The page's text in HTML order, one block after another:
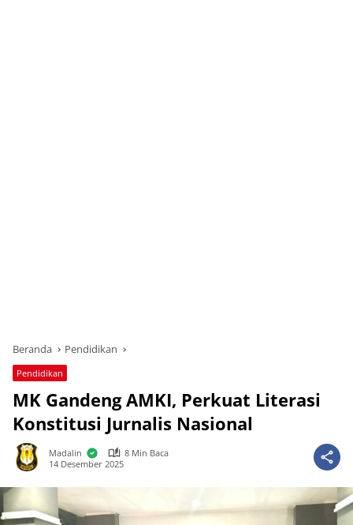
Beranda Pendidikan
Pendidikan
MK Gandeng AMKI, Perkuat Literasi
Konstitusi Jurnalis Nasional
Madalin
8 Min Baca
14 Desember 2025